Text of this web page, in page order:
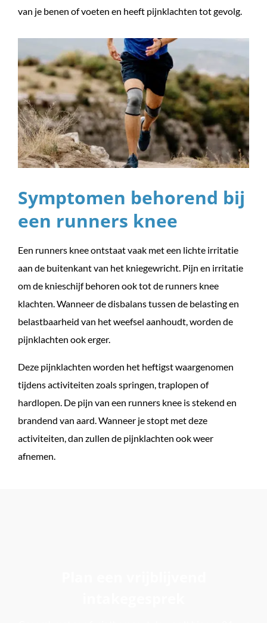
van je benen of voeten en heeft pijnklachten tot gevolg.
Symptomen behorend bij
een runners knee
Een runners knee ontstaat vaak met een lichte irritatie
aan de buitenkant van het kniegewricht. Pijn en irritatie
om de knieschijf behoren ook tot de runners knee
klachten. Wanneer de disbalans tussen de belasting en
belastbaarheid van het weefsel aanhoudt, worden de
pijnklachten ook erger.
Deze pijnklachten worden het heftigst waargenomen
tijdens activiteiten zoals springen, traplopen of
hardlopen. De pijn van een runners knee is stekend en
brandend van aard. Wanneer je stopt met deze
activiteiten, dan zullen de pijnklachten ook weer
afnemen.